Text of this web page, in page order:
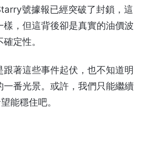
號據報已經突破了封鎖，這
樣，但這背後卻是真實的油價波
定性。
著這些事件起伏，也不知道明
一番光景。或許，我們只能繼續
能穩住吧。